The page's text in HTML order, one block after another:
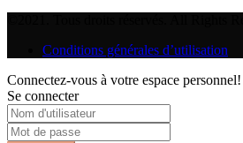
Conditions générales d’utilisation
Connectez-vous à votre espace personnel!
Se connecter